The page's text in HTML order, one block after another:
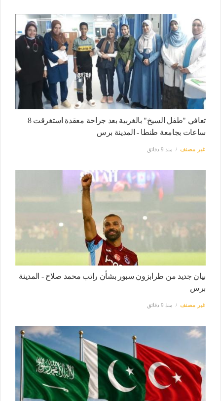
تعافي "طفل السيخ" بالغربية بعد جراحة معقدة استغرقت 8
ساعات بجامعة طنطا - المدينة برس
غير مصنف منذ 9 دقائق
بيان جديد من طرابزون سبور بشأن راتب محمد صلاح - المدينة
برس
غير مصنف منذ 9 دقائق